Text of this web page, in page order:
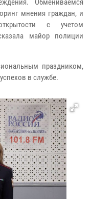
Обмениваемся
мнения граждан, и
с учетом
майор полиции
праздником,
в службе.